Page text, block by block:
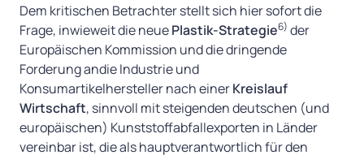
Dem kritischen Betrachter stellt sich hier sofort die
Frage, inwieweit die neuePlastik-Strategie6) der
Europäischen Kommission und die dringende
Forderung andie Industrie und
Konsumartikelhersteller nach einerKreislauf
Wirtschaft, sinnvoll mit steigenden deutschen (und
europäischen) Kunststoffabfallexporten in Länder
vereinbar ist, die als hauptverantwortlich für den